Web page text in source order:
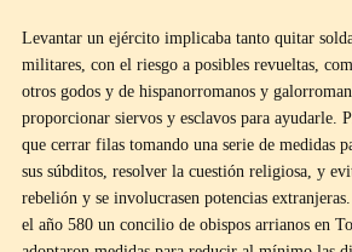
Levantar un ejército implicaba tanto quitar
militares, con el riesgo a posibles revueltas,
otros godos y de hispanorromanos y
proporcionar siervos y esclavos para ayudarle.
que cerrar filas tomando una serie de medidas
sus súbditos, resolver la cuestión religiosa, y
rebelión y se involucrasen potencias
el año 580 un concilio de obispos arrianos en